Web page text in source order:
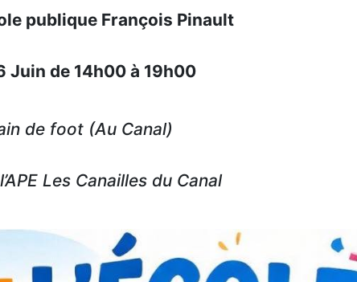
publique François Pinault
Juin de 14h00 à 19h00
de foot (Au Canal)
Les Canailles du Canal